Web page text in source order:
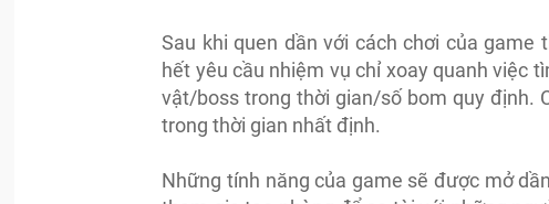
Sau khi quen dần với cách chơi của
hết yêu cầu nhiệm vụ chỉ xoay quanh việc
vật/boss trong thời gian/số bom quy định.
trong thời gian nhất định.
Những tính năng của game sẽ được mở